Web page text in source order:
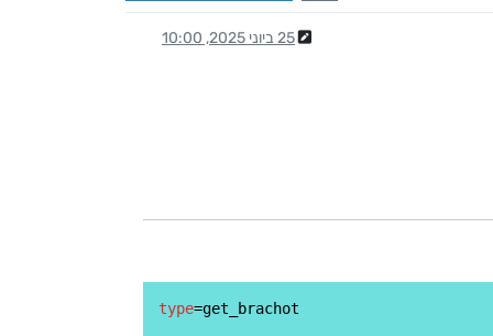
25 ביוני 2025, 10:00
type